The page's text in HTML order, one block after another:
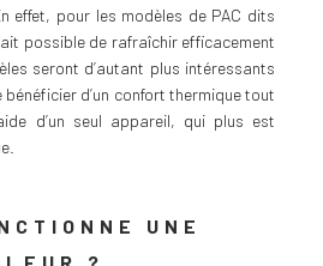
effet, pour les modèles de PAC dits
possible de rafraîchir efficacement
seront d’autant plus intéressants
bénéficier d’un confort thermique tout
d’un seul appareil, qui plus est
UNE